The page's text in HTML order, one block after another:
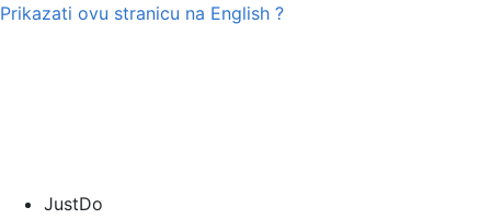
Prikazati ovu stranicu na English ?
JustDo